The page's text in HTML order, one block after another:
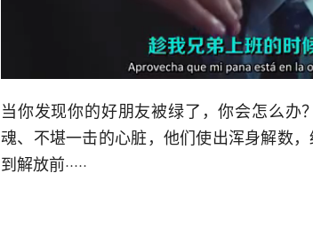
当你发现你的好朋友被绿了，你会怎么办
魂、不堪一击的心脏，他们使出浑身解数
到解放前·····